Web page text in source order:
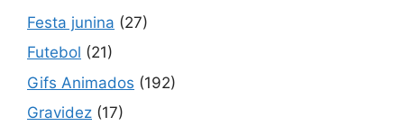
Festa junina (27)
Futebol (21)
Gifs Animados (192)
Gravidez (17)